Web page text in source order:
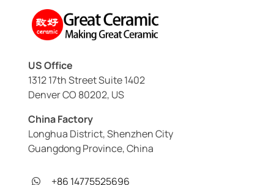
US Office
1312 17th Street Suite 1402
Denver CO 80202, US
China Factory
Longhua District, Shenzhen City
Guangdong Province, China
+86 14775525696